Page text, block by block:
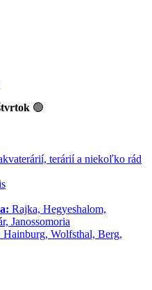
🟢
terárií a niekoľko rád
Rajka, Hegyeshalom,
Janossomoria
Hainburg, Wolfsthal, Berg,